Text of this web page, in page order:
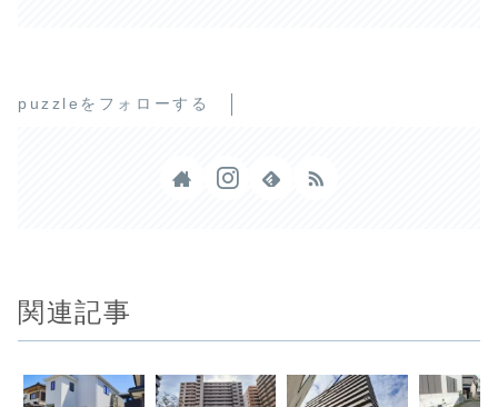
puzzleをフォローする
関連記事